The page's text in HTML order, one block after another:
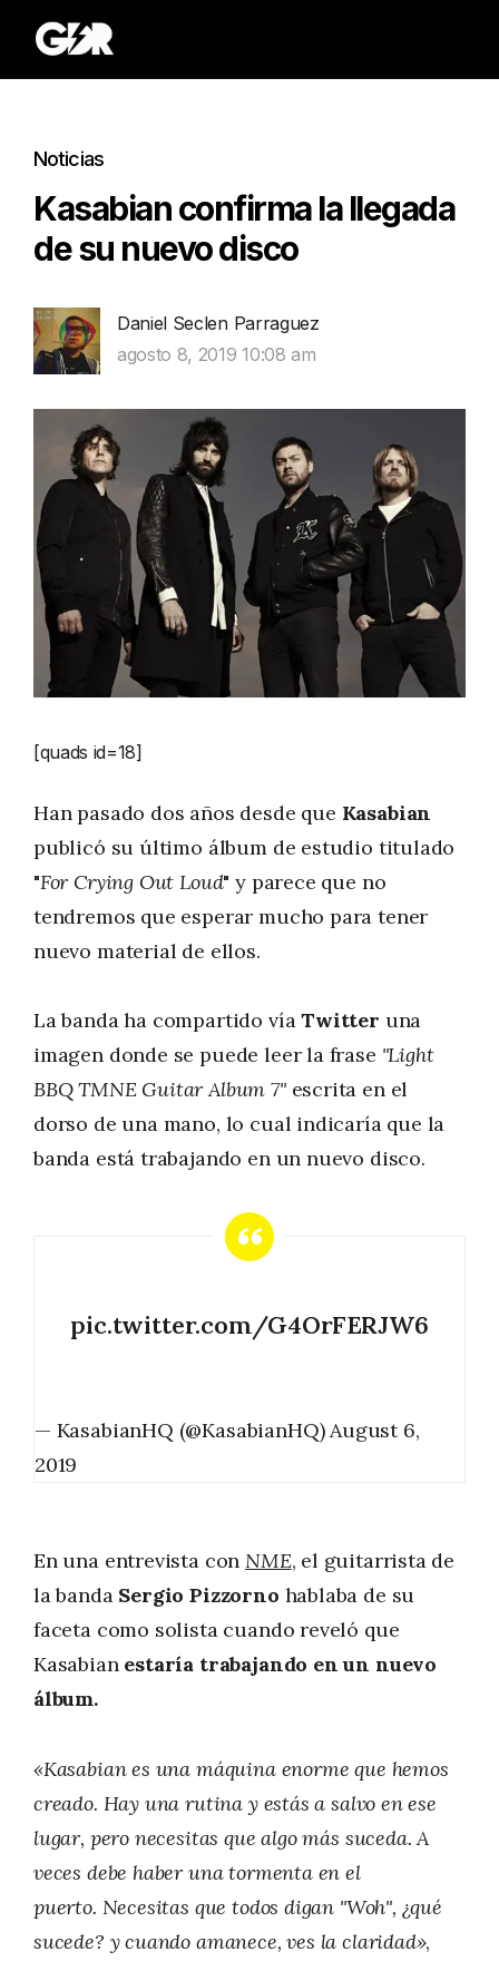
Noticias
Kasabian confirma la llegada
de su nuevo disco
Daniel Seclen Parraguez
agosto 8, 2019 10:08 am
[quads id=18]
Han pasado dos años desde que Kasabian
publicó su último álbum de estudio titulado
"For Crying Out Loud" y parece que no
tendremos que esperar mucho para tener
nuevo material de ellos.
La banda ha compartido víaTwitter una
imagen donde se puede leer la frase "Light
BBQ TMNE Guitar Album 7"escrita en el
dorso de una mano, lo cual indicaría que la
banda está trabajando en un nuevo disco.
pic.twitter.com/G4OrFERJW6
— KasabianHQ (@KasabianHQ)August 6,
2019
En una entrevista conNME, el guitarrista de
la banda Sergio Pizzorno hablaba de su
faceta como solista cuando reveló que
Kasabian estaría trabajando en un nuevo
álbum.
«Kasabian es una máquina enorme que hemos
creado. Hay una rutina y estás a salvo en ese
lugar, pero necesitas que algo más suceda. A
veces debe haber una tormenta en el
puerto. Necesitas que todos digan "Woh", ¿qué
sucede? y cuando amanece, ves la claridad»,